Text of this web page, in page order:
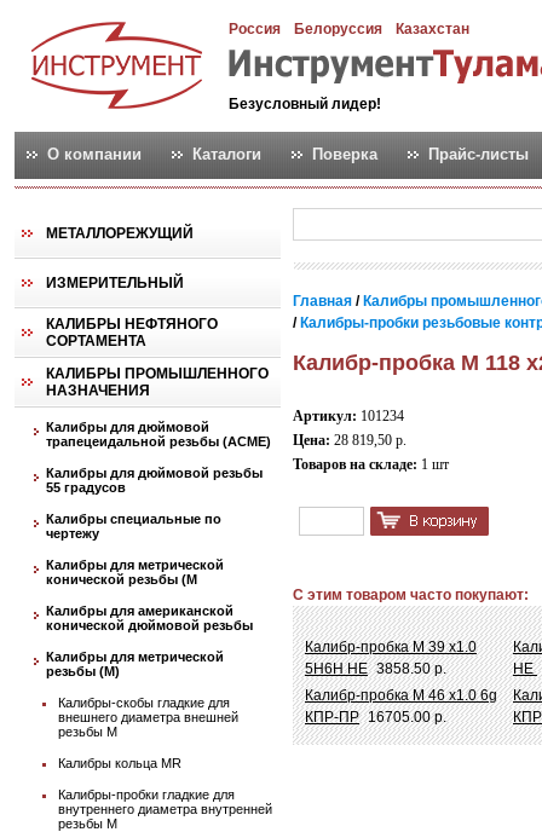
Россия Белоруссия Казахстан
Безусловный лидер!
О компании Каталоги Поверка Прайс-листы
МЕТАЛЛОРЕЖУЩИЙ
ИЗМЕРИТЕЛЬНЫЙ
КАЛИБРЫ НЕФТЯНОГО
СОРТАМЕНТА
КАЛИБРЫ ПРОМЫШЛЕННОГО
НАЗНАЧЕНИЯ
Калибры для дюймовой
трапецеидальной резьбы (АСМЕ)
Калибры для дюймовой резьбы
55 градусов
Калибры специальные по
чертежу
Калибры для метрической
конической резьбы (М
Калибры для американской
конической дюймовой резьбы
Калибры для метрической
резьбы (М)
Калибры-скобы гладкие для
внешнего диаметра внешней
резьбы М
Калибры кольца MR
Калибры-пробки гладкие для
внутреннего диаметра внутренней
резьбы М
Главная / Калибры
/ Калибры-пробки резьбовые
Калибр-пробка М 118
Артикул: 101234
Цена: 28 819,50 р.
Товаров на складе: 1 шт
С этим товаром часто покупают:
Калибр-пробка М 39 х1.0
5Н6Н НЕ 3858.50 р.
НЕ
Калибр-пробка М 46 х1.0 6g
КПР-ПР 16705.00 р.